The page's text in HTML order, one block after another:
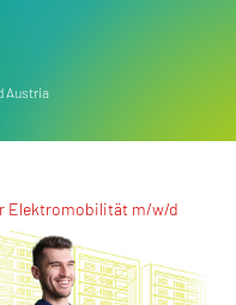
Austria
Elektromobilität m/w/d